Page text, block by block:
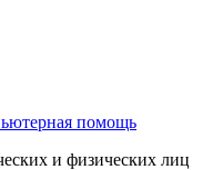
помощь
и физических лиц